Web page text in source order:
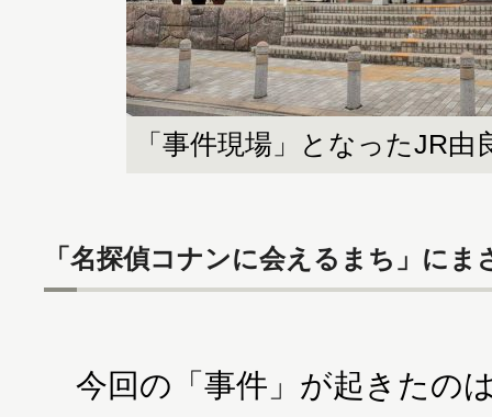
「事件現場」となったJR由
「名探偵コナンに会えるまち」にま
今回の「事件」が起きたの